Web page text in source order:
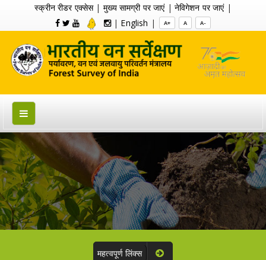
स्क्रीन रीडर एक्सेस| मुख्य सामग्री पर जाएं| नेविगेशन पर जाएं|
| English | A+ A A-
महत्वपूर्ण लिंक्स